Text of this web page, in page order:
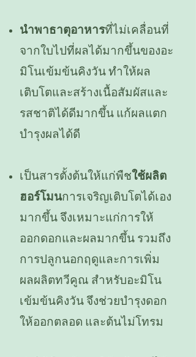
นำพาธาตุอาหารที่ไม่เคลื่อนที่
จากใบไปที่ผลได้มากขึ้นของอะ
มิโนเข้มข้นคิงวัน ทำให้ผล
เติบโตและสร้างเนื้อสัมผัสและ
รสชาติได้ดีมากขึ้น แก้ผลแตก
บำรุงผลได้ดี​
เป็นสารตั้งต้นให้แก่พืชใช้ผลิต
ฮอร์โมนการเจริญเติบโตได้เอง
มากขึ้น จึงเหมาะแก่การให้
ออกดอกและผลมากขึ้น รวมถึง
การปลูกนอกฤดูและการเพิ่ม
ผลผลิตทวีคูณ สำหรับอะมิโน
เข้มข้นคิงวัน จึงช่วยบำรุงดอก
ให้ออกตลอด และต้นไม่โทรม